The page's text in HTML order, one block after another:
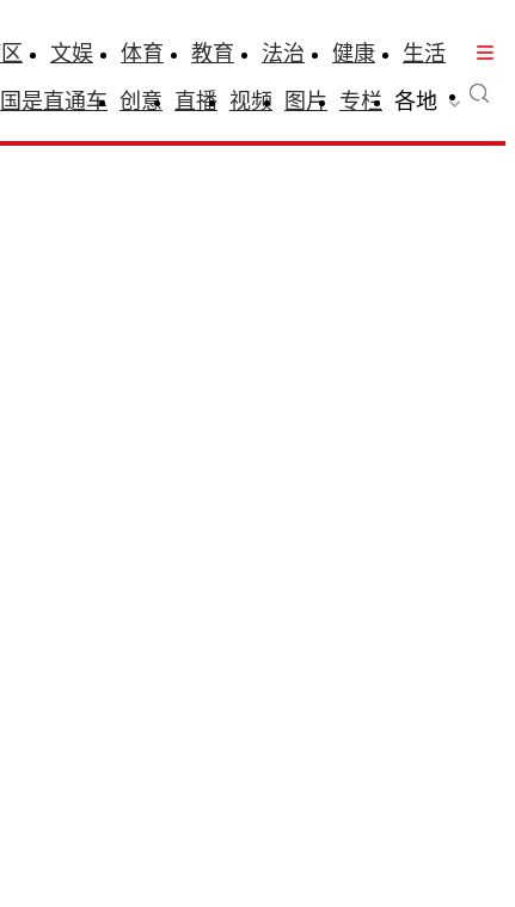
文娱 体育 教育 法治 健康
生活
国是直通车 创意 直播 视频 图片 专栏 各地